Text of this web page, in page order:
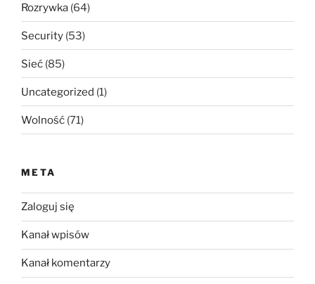
Rozrywka (64)
Security (53)
Sieć (85)
Uncategorized (1)
Wolność (71)
META
Zaloguj się
Kanał wpisów
Kanał komentarzy